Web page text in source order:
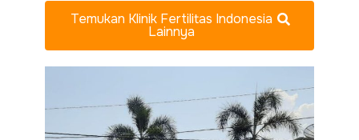
Temukan Klinik Fertilitas Indonesia
Lainnya